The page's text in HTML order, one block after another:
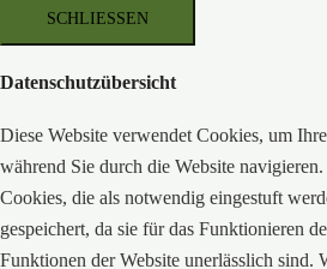
SCHLIESSEN
Datenschutzübersicht
Diese Website verwendet Cookies, um
während Sie durch die Website
Cookies, die als notwendig eingestuft
gespeichert, da sie für das Funktionieren
Funktionen der Website unerlässlich sind.